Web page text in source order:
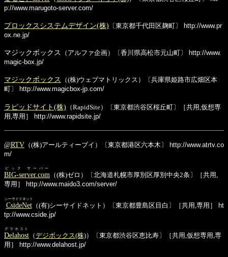
p://www.marugoto-server.com/
プロックスシステムデザイン(株) 〔東京都千代田区麹町〕
http://www.pr
ox.ne.jp/
マジックボックス （アルファ企画）〔香川県高松市元山町〕
http://www.
magic-box.jp/
マジックボックス
（(株)ウェブマトリックス）〔兵庫県姫路市広畑区本
町〕
http://www.magicbox-jp.com/
ラピッドサイト(株) （RapidSite）〔東京都渋谷区桜丘町〕［共用,仮想専
用,専用］
http://www.rapidsite.jp/
@RTV （(株)アールティーブイ）〔東京都港区六本木〕
http://www.atrtv.co
m/
BIG-server.com
ビック サーバー
（(株)ゼロ）〔北海道札幌市厚別区厚別中央2条〕［共用,
専用］
http://www.maido3.com/server/
CsideNet
シーサイドネット
（(有)シーサイドネット）〔東京都豊島区目白〕［共用,専用］
ht
tp://www.cside.jp/
Delahost
デラホスト
（デジボックス(株)）〔東京都渋谷区恵比寿〕［共用,仮想専用,専
用］
http://www.delahost.jp/